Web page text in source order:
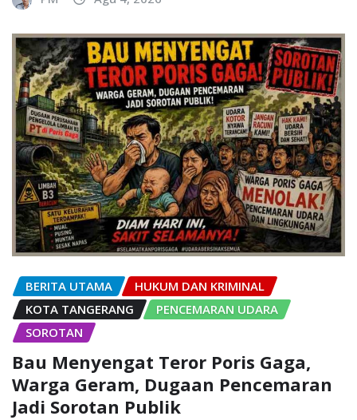
BERITA UTAMA
HUKUM DAN KRIMINAL
KOTA TANGERANG
PENCEMARAN UDARA
SOROTAN
Bau Menyengat Teror Poris Gaga,
Warga Geram, Dugaan Pencemaran
Jadi Sorotan Publik